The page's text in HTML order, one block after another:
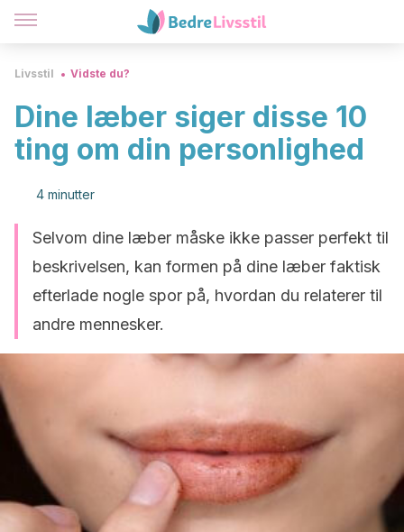
Livsstil Vidste du?
Dine læber siger disse 10
ting om din personlighed
4 minutter
Selvom dine læber måske ikke passer perfekt til
beskrivelsen, kan formen på dine læber faktisk
efterlade nogle spor på, hvordan du relaterer til
andre mennesker.